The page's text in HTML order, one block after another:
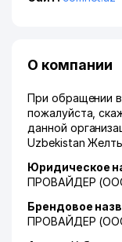
О компании
При обращении
пожалуйста,
данной
Uzbekistan
Юридическое
ПРОВАЙДЕР
Брендовое
ПРОВАЙДЕР